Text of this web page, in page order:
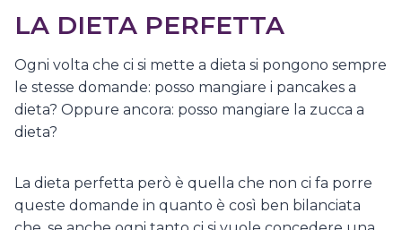
LA DIETA PERFETTA
Ogni volta che ci si mette a dieta si pongono sempre
le stesse domande: posso mangiare i pancakes a
dieta? Oppure ancora: posso mangiare la zucca a
dieta?
La dieta perfetta però è quella che non ci fa porre
queste domande in quanto è così ben bilanciata